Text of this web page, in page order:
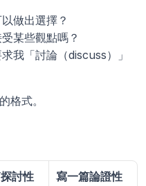
做出選擇？
某些觀點嗎？
我「討論（discuss）」
格式。
討性
寫一篇論證性